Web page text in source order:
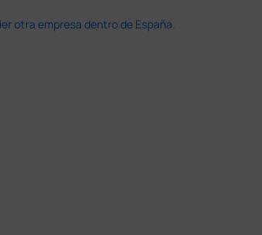
otra empresa dentro de España.